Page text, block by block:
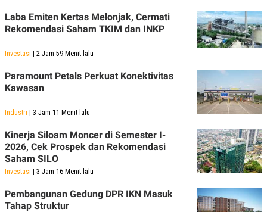
Laba Emiten Kertas Melonjak, Cermati
Rekomendasi Saham TKIM dan INKP
Investasi | 2 Jam 59 Menit lalu
Paramount Petals Perkuat Konektivitas
Kawasan
Industri | 3 Jam 11 Menit lalu
Kinerja Siloam Moncer di Semester I-
2026, Cek Prospek dan Rekomendasi
Saham SILO
Investasi | 3 Jam 16 Menit lalu
Pembangunan Gedung DPR IKN Masuk
Tahap Struktur